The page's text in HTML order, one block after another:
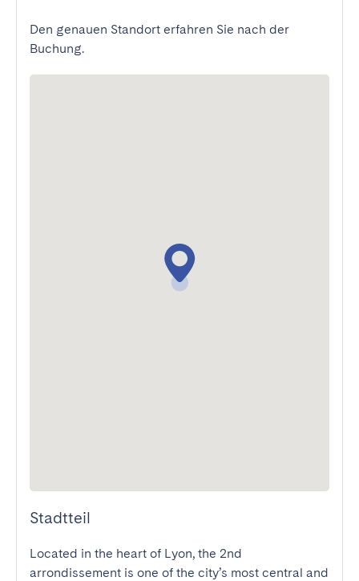
Den genauen Standort erfahren Sie nach der
Buchung.
Stadtteil
Located in the heart of Lyon, the 2nd
arrondissement is one of the city’s most central and